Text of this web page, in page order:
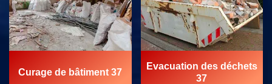
Curage de bâtiment 37
Evacuation des déchets
37